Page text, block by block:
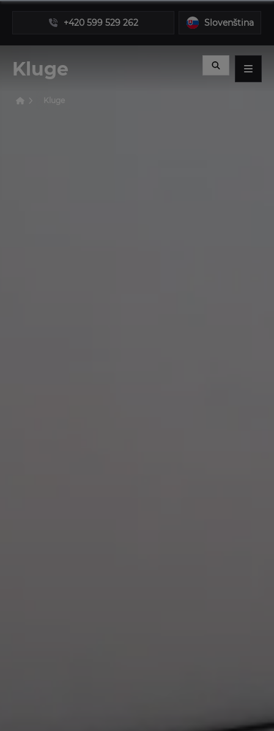
+420 599 529 262 Slovenština
Kluge
Kluge